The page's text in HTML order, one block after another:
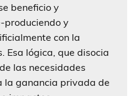
beneficio y
produciendo y
con la
Esa lógica, que disocia
las necesidades
la ganancia privada de